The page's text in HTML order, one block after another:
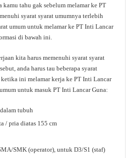
tahu gak sebelum melamar ke PT
syarat syarat umumnya terlebih
umum untuk melamar ke PT Inti Lancar
di bawah ini.
kita harus memenuhi syarat syarat
anda harus tau beberapa syarat
ini melamar kerja ke PT Inti Lancar
untuk masuk PT Inti Lancar Guna:
tubuh
/ pria diatas 155 cm
SMK (operator), untuk D3/S1 (staf)